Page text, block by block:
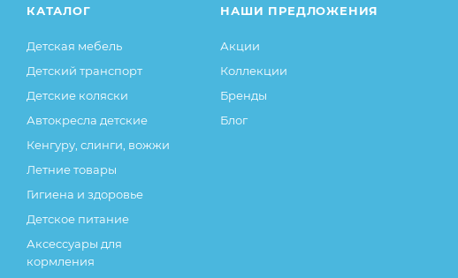
КАТАЛОГ
Детская мебель
Детский транспорт
Детские коляски
Автокресла детские
Кенгуру, слинги, вожжи
Летние товары
Гигиена и здоровье
Детское питание
Аксессуары для
кормления
НАШИ ПРЕДЛОЖЕНИЯ
Акции
Коллекции
Бренды
Блог